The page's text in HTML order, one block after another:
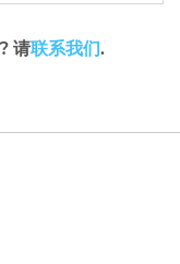
请联系我们.